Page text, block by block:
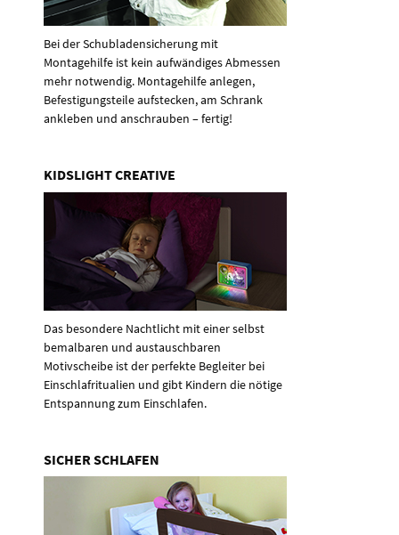
Bei der Schubladensicherung mit
Montagehilfe ist kein aufwändiges Abmessen
mehr notwendig. Montagehilfe anlegen,
Befestigungsteile aufstecken, am Schrank
ankleben und anschrauben – fertig!
KIDSLIGHT CREATIVE
Das besondere Nachtlicht mit einer selbst
bemalbaren und austauschbaren
Motivscheibe ist der perfekte Begleiter bei
Einschlafritualien und gibt Kindern die nötige
Entspannung zum Einschlafen.
SICHER SCHLAFEN